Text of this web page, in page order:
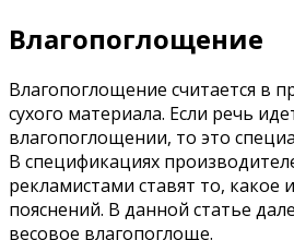
Влагопоглощение
Влагопоглощение считается в
сухого материала. Если речь
влагопоглощении, то это
В спецификациях
рекламистами ставят то, какое
пояснений. В данной статье
весовое влагопоглоще.